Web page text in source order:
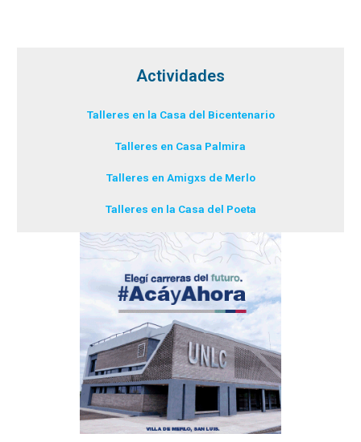
Actividades
Talleres en la Casa del Bicentenario
Talleres en Casa Palmira
Talleres en Amigxs de Merlo
Talleres en la Casa del Poeta